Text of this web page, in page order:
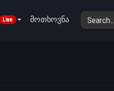
Live მოთხოვნა